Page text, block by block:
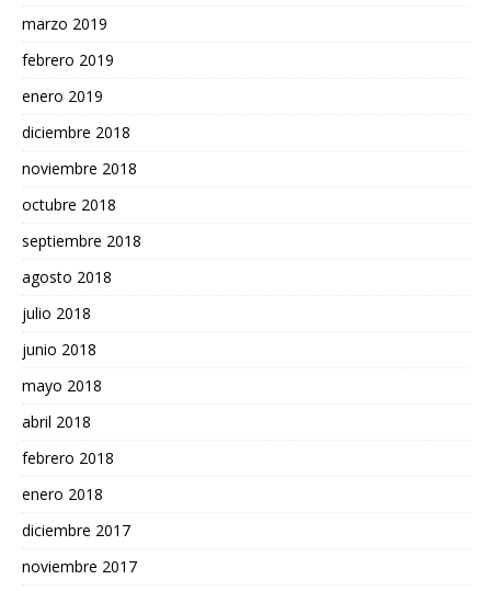
marzo 2019
febrero 2019
enero 2019
diciembre 2018
noviembre 2018
octubre 2018
septiembre 2018
agosto 2018
julio 2018
junio 2018
mayo 2018
abril 2018
febrero 2018
enero 2018
diciembre 2017
noviembre 2017